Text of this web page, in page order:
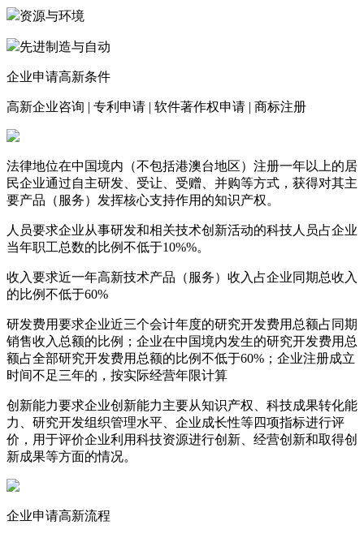
资源与环境
先进制造与自动
企业申请高新条件
高新企业咨询 | 专利申请 | 软件著作权申请 | 商标注册
法律地位在中国境内（不包括港澳台地区）注册一年以上的居
民企业通过自主研发、受让、受赠、并购等方式，获得对其主
要产品（服务）发挥核心支持作用的知识产权。
人员要求企业从事研发和相关技术创新活动的科技人员占企业
当年职工总数的比例不低于10%%。
收入要求近一年高新技术产品（服务）收入占企业同期总收入
的比例不低于60%
研发费用要求企业近三个会计年度的研究开发费用总额占同期
销售收入总额的比例；企业在中国境内发生的研究开发费用总
额占全部研究开发费用总额的比例不低于60%；企业注册成立
时间不足三年的，按实际经营年限计算
创新能力要求企业创新能力主要从知识产权、科技成果转化能
力、研究开发组织管理水平、企业成长性等四项指标进行评
价，用于评价企业利用科技资源进行创新、经营创新和取得创
新成果等方面的情况。
企业申请高新流程